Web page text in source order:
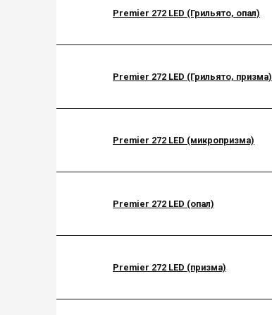
Premier 272 LED (Грильято, опал)
Premier 272 LED (Грильято, призма)
Premier 272 LED (микропризма)
Premier 272 LED (опал)
Premier 272 LED (призма)